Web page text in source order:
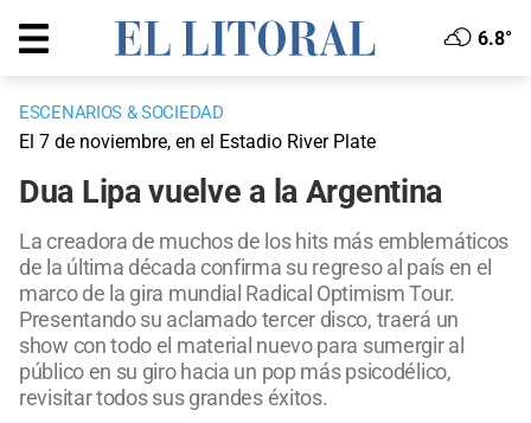
6.8°
ESCENARIOS & SOCIEDAD
El 7 de noviembre, en el Estadio River Plate
Dua Lipa vuelve a la Argentina
La creadora de muchos de los hits más emblemáticos
de la última década confirma su regreso al país en el
marco de la gira mundial Radical Optimism Tour.
Presentando su aclamado tercer disco, traerá un
show con todo el material nuevo para sumergir al
público en su giro hacia un pop más psicodélico,
revisitar todos sus grandes éxitos.